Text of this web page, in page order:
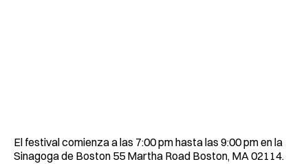
El festival comienza a las 7:00 pm hasta las 9:00 pm en la
Sinagoga de Boston 55 Martha Road Boston, MA 02114.